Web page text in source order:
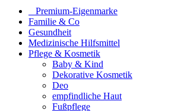
⠀​Premium-Eigenmarke
Familie & Co
Gesundheit
Medizinische Hilfsmittel
Pflege & Kosmetik
Baby & Kind
Dekorative Kosmetik
Deo
empfindliche Haut
Fußpflege